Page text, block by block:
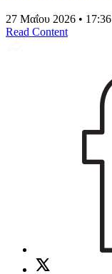
27 Μαΐου 2026 • 17:36
Read Content